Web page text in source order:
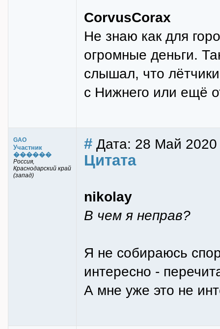
CorvusCorax
Не знаю как для
огромные деньги.
слышал, что
с Нижнего или ещё
GAO
Участник
������
Россия,
Краснодарский край
(запад)
# Дата: 28 Май 2020
Цитата
nikolay
В чем я неправ?
Я не собираюсь
интересно -
А мне уже это не